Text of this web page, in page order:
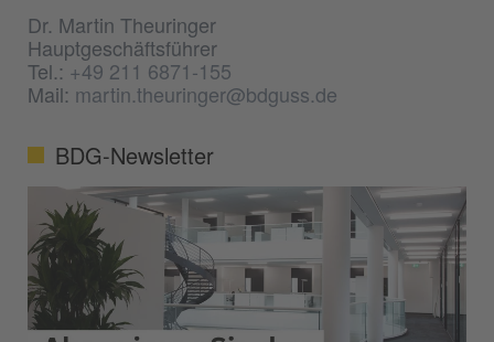
Dr. Martin Theuringer
Hauptgeschäftsführer
Tel.:+49 211 6871-155
Mail: martin.theuringer@bdguss.de
BDG-Newsletter